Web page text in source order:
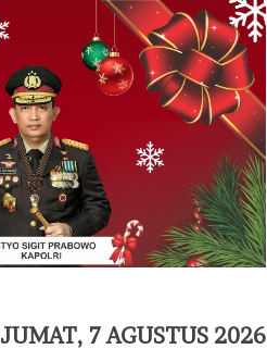
JUMAT, 7 AGUSTUS 2026